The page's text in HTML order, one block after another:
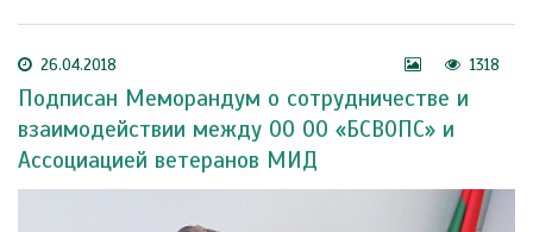
26.04.2018 1318
Подписан Меморандум о сотрудничестве и
взаимодействии между ОО ОО «БСВОПС» и
Ассоциацией ветеранов МИД